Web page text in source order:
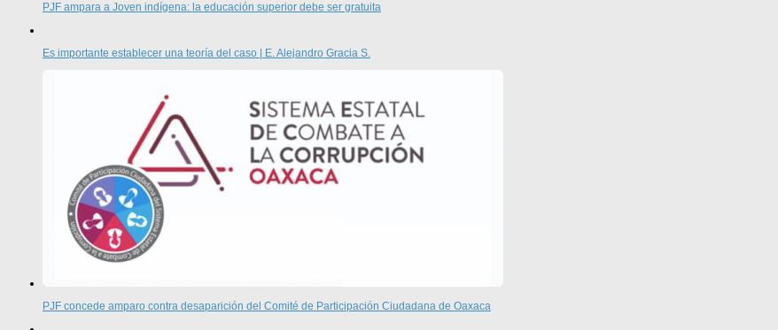
PJF ampara a Joven indígena: la educación superior debe ser gratuita
Es importante establecer una teoría del caso | E. Alejandro Gracia S.
PJF concede amparo contra desaparición del Comité de Participación Ciudadana de Oaxaca